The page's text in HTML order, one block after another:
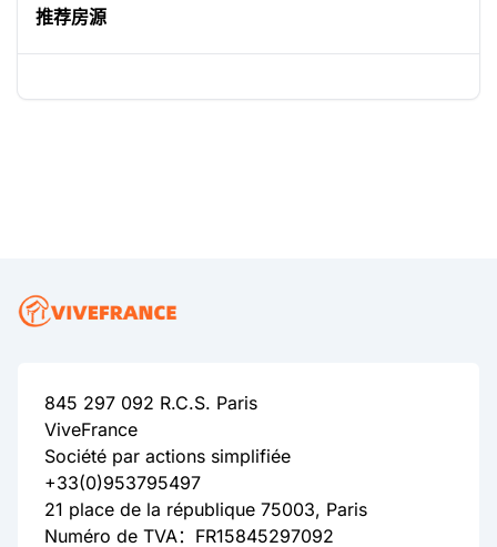
推荐房源
845 297 092 R.C.S. Paris
ViveFrance
Société par actions simplifiée
+33(0)953795497
21 place de la république 75003, Paris
Numéro de TVA：FR15845297092